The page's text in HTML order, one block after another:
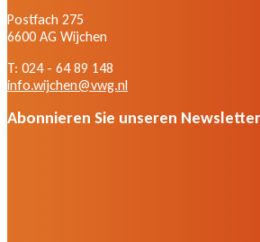
Postfach 275
6600 AG Wijchen
T: 024 - 64 89 148
info.wijchen@vwg.nl
Abonnieren Sie unseren Newsletter